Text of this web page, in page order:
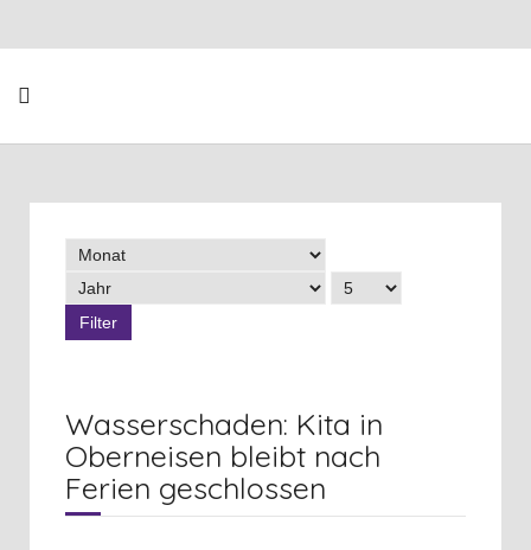
Filter
Wasserschaden: Kita in
Oberneisen bleibt nach
Ferien geschlossen